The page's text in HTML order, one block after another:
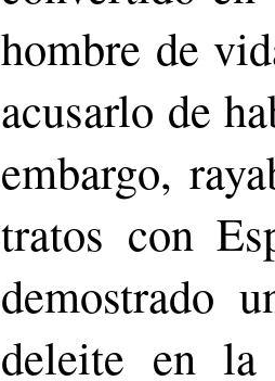
hombre de
acusarlo de
embargo,
tratos con
demostrado
deleite en la